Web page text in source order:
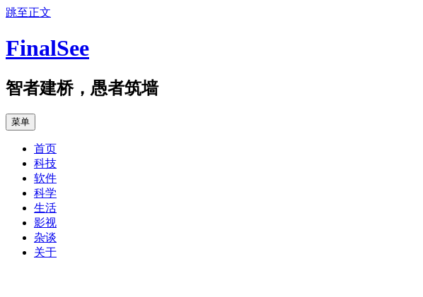
跳至正文
FinalSee
智者建桥，愚者筑墙
菜单
首页
科技
软件
科学
生活
影视
杂谈
关于